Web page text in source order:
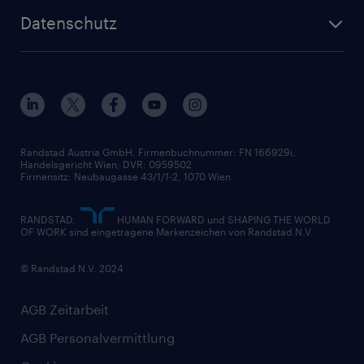
HR-Portal
Unsere Historie
Datenschutz
Nutzungsbestimmungen
Widerrufsformular
AGB Zeitarbeit
AGB Personalvermittlung
Randstad Austria GmbH, Firmenbuchnummer: FN 166929i,
Handelsgericht Wien; DVR: 0959502
Firmensitz: Neubaugasse 43/1/1-2, 1070 Wien
RANDSTAD,
HUMAN FORWARD und SHAPING THE WORLD
OF WORK sind eingetragene Markenzeichen von Randstad N.V.
© Randstad N.V. 2024